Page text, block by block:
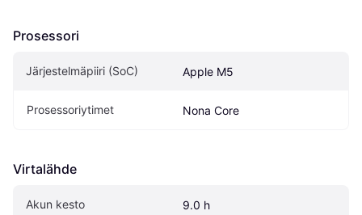
Prosessori
Järjestelmäpiiri (SoC) Apple M5
Prosessoriytimet Nona Core
Virtalähde
Akun kesto 9.0 h